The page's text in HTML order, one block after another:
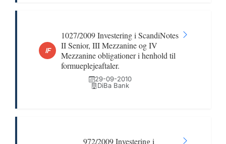
IF
1027/2009 Investering i ScandiNotes
II Senior, III Mezzanine og IV
Mezzanine obligationer i henhold til
formueplejeaftaler.
29-09-2010
DiBa Bank
972/2009 Investering i